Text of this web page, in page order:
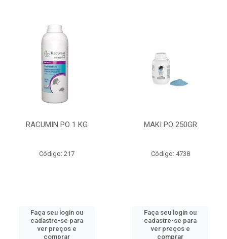
RACUMIN PO 1 KG
Código: 217
Faça seu login ou
cadastre-se para
ver preços e
comprar
MAKI PO 250GR
Código: 4738
Faça seu login ou
cadastre-se para
ver preços e
comprar